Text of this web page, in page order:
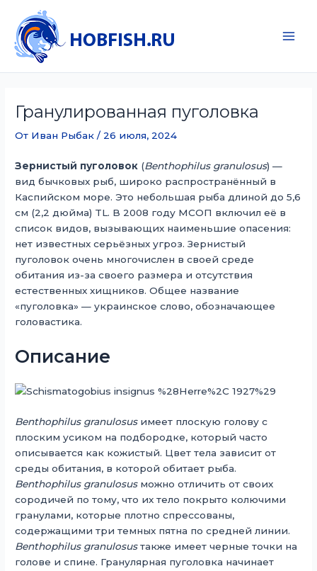
содержимому
Гранулированная пуголовка
От Иван Рыбак/ 26 июля, 2024
Зернистый пуголовок (Benthophilus granulosus) —
вид бычковых рыб, широко распространённый в
Каспийском море. Это небольшая рыба длиной до 5,6
см (2,2 дюйма) TL. В 2008 году МСОП включил её в
список видов, вызывающих наименьшие опасения:
нет известных серьёзных угроз. Зернистый
пуголовок очень многочислен в своей среде
обитания из-за своего размера и отсутствия
естественных хищников. Общее название
«пуголовка» — украинское слово, обозначающее
головастика.
Описание
Benthophilus granulosusимеет плоскую голову с
плоским усиком на подбородке, который часто
описывается как кожистый. Цвет тела зависит от
среды обитания, в которой обитает рыба.
Benthophilus granulosusможно отличить от своих
сородичей по тому, что их тело покрыто колючими
гранулами, которые плотно спрессованы,
содержащими три темных пятна по средней линии.
Benthophilus granulosusтакже имеет черные точки на
голове и спине. Гранулярная пуголовка начинает